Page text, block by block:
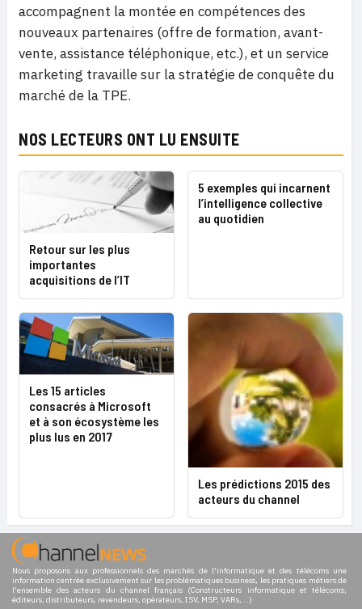
accompagnent la montée en compétences des
nouveaux partenaires (offre de formation, avant-
vente, assistance téléphonique, etc.), et un service
marketing travaille sur la stratégie de conquête du
marché de la TPE.
NOS LECTEURS ONT LU ENSUITE
Retour sur les plus
importantes
acquisitions de l’IT
5 exemples qui incarnent
l’intelligence collective
au quotidien
Les 15 articles
consacrés à Microsoft
et à son écosystème les
plus lus en 2017
Les prédictions 2015 des
acteurs du channel
Nous proposons aux professionnels des marchés de l'informatique et des télécoms une
information centrée exclusivement sur les problématiques business, les pratiques métiers de
l'ensemble des acteurs du channel français (Constructeurs informatique et télécoms,
éditeurs, distributeurs, revendeurs, opérateurs, ISV, MSP, VARs,...)